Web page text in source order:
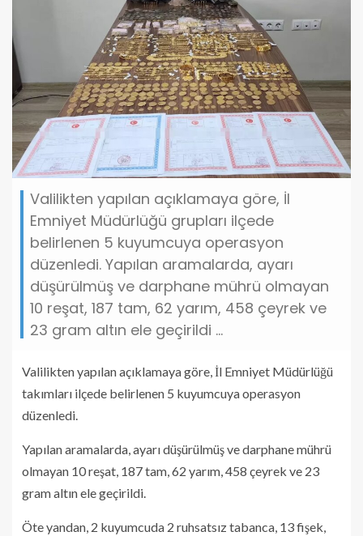
Valilikten yapılan açıklamaya göre, İl
Emniyet Müdürlüğü grupları ilçede
belirlenen 5 kuyumcuya operasyon
düzenledi. Yapılan aramalarda, ayarı
düşürülmüş ve darphane mührü olmayan
10 reşat, 187 tam, 62 yarım, 458 çeyrek ve
23 gram altın ele geçirildi ...
Valilikten yapılan açıklamaya göre, İl Emniyet Müdürlüğü
takımları ilçede belirlenen 5 kuyumcuya operasyon
düzenledi.
Yapılan aramalarda, ayarı düşürülmüş ve darphane mührü
olmayan 10 reşat, 187 tam, 62 yarım, 458 çeyrek ve 23
gram altın ele geçirildi.
Öte yandan, 2 kuyumcuda 2 ruhsatsız tabanca, 13 fişek,